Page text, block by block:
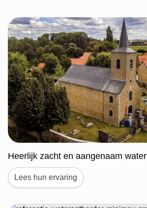
Heerlijk zacht en aangenaam water
Lees hun ervaring